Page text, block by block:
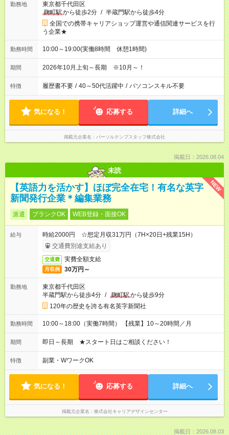
勤務地
東京都千代田区
麹町駅から徒歩2分 / 半蔵門駅から徒歩4分
全国での携帯キャリアショップ運営や通信関連サービスを行
う企業★
勤務時間 10:00～19:00(実働8時間 休憩1時間)
期間 2026年10月上旬～長期 ※10月～！
特徴 履歴書不要 / 40～50代活躍中 / パソコンスキル不要
気になる！ 応募する 詳細へ
掲載元企業名 パーソルテンプスタッフ株式会社
掲載日：2026.08.04
未読
NEW
【英語力を活かす】ほぼ完全在宅！有名な英字
新聞発行企業＊編集業務
派遣 ブランクOK WEB登録・面接OK
給与
時給2000円 ☆想定月収31万円（7H×20日+残業15H）
交通費別途支給あり
交通費 実費全額支給
月収例 30万円～
勤務地
東京都千代田区
半蔵門駅から徒歩4分 / 麹町駅から徒歩9分
120年の歴史を誇る有名英字新聞社
勤務時間 10:00～18:00（実働7時間） 【残業】10～20時間／月
期間 即日～長期 ★スタート日はご相談ください！
特徴 副業・WワークOK
気になる！ 応募する 詳細へ
掲載元企業名 株式会社キャリアデザインセンター
掲載日：2026.08.03